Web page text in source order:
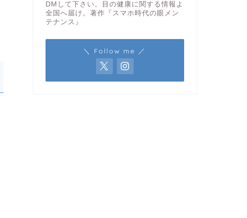
DMして下さい。目の健康に関する情報よ
全国へ届け。著作『スマホ時代の眼メン
テナンス』
＼ Follow me ／